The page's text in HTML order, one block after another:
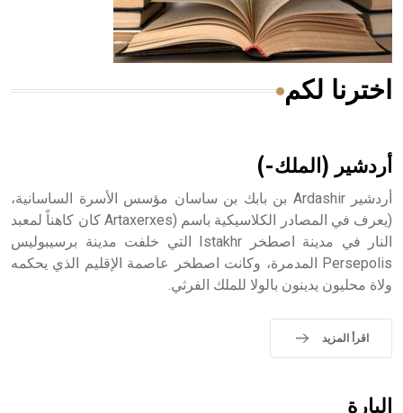
أجود أنواعه، ويمتاز بكبر الحجم ويسمى الش
هل تعلم أن الأبسيد كلمة فرنسية اللفظ تم اعتمادها مصطلحاً
- هل تعلم أن أبجر Abgar اسم معروف جيداً يعود إلى عدد من
الملوك الذين حكموا مدينة إديسا (الرها) من أبجر الأول وحتى
التاسع، وهم ينتسبون إلى أسرة أوسروين
اخترنا لكم
أردشير (الملك-)
أردشير Ardashir بن بابك بن ساسان مؤسس الأسرة الساسانية،
(يعرف في المصادر الكلاسيكية باسم (Artaxerxes كان كاهناً لمعبد
النار في مدينة اصطخر Istakhr التي خلفت مدينة برسيبوليس
Persepolis المدمرة، وكانت اصطخر عاصمة الإقليم الذي يحكمه
ولاة محليون يدينون بالولا للملك الفرثي.
اقرأ المزيد
البارة